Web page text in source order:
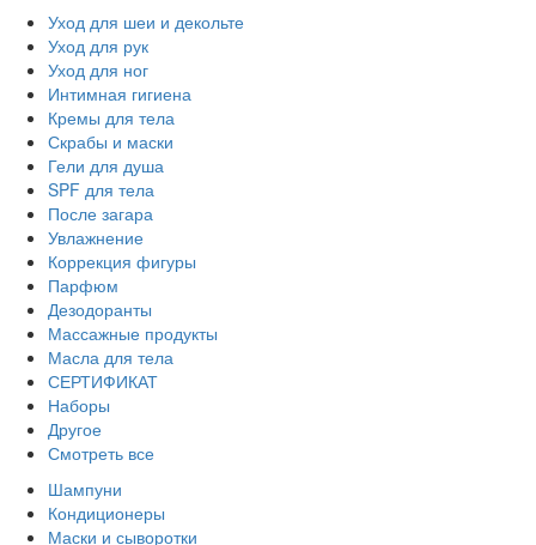
Уход для шеи и декольте
Уход для рук
Уход для ног
Интимная гигиена
Кремы для тела
Скрабы и маски
Гели для душа
SPF для тела
После загара
Увлажнение
Коррекция фигуры
Парфюм
Дезодоранты
Массажные продукты
Масла для тела
СЕРТИФИКАТ
Наборы
Другое
Смотреть все
Шампуни
Кондиционеры
Маски и сыворотки